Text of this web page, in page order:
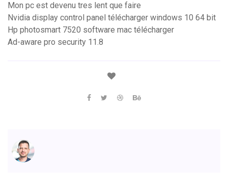
Mon pc est devenu tres lent que faire
Nvidia display control panel télécharger windows 10 64 bit
Hp photosmart 7520 software mac télécharger
Ad-aware pro security 11.8